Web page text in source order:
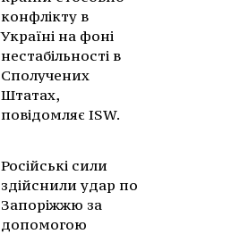
конфлікту в
Україні на фоні
нестабільності в
Сполучених
Штатах,
повідомляє ISW.
Російські сили
здійснили удар по
Запоріжжю за
допомогою